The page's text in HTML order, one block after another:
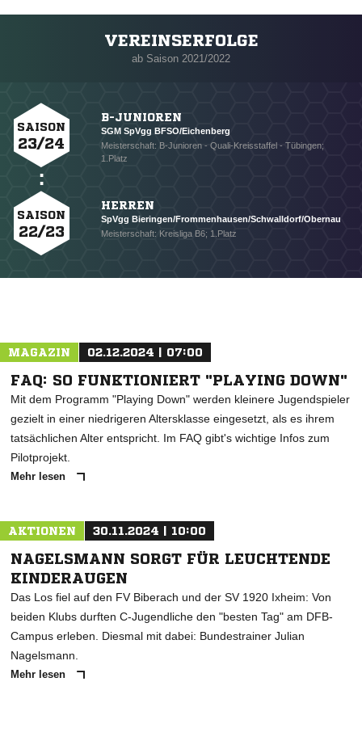
Nachricht an SpVgg BFSO
* Pflichtfelder
VEREINSERFOLGE
ab Saison 2021/2022
SAISON
23/24
B-JUNIOREN
SGM SpVgg BFSO/Eichenberg
Meisterschaft: B-Junioren - Quali-Kreisstaffel - Tübingen;
1.Platz
SAISON
22/23
HERREN
SpVgg Bieringen/Frommenhausen/Schwalldorf/Obernau
Meisterschaft: Kreisliga B6; 1.Platz
MAGAZIN 02.12.2024 | 07:00
FAQ: SO FUNKTIONIERT "PLAYING DOWN"
Mit dem Programm "Playing Down" werden kleinere Jugendspieler
gezielt in einer niedrigeren Altersklasse eingesetzt, als es ihrem
tatsächlichen Alter entspricht. Im FAQ gibt's wichtige Infos zum
Pilotprojekt.
Mehr lesen
AKTIONEN 30.11.2024 | 10:00
NAGELSMANN SORGT FÜR LEUCHTENDE
KINDERAUGEN
Das Los fiel auf den FV Biberach und der SV 1920 Ixheim: Von
beiden Klubs durften C-Jugendliche den "besten Tag" am DFB-
Campus erleben. Diesmal mit dabei: Bundestrainer Julian
Nagelsmann.
Mehr lesen